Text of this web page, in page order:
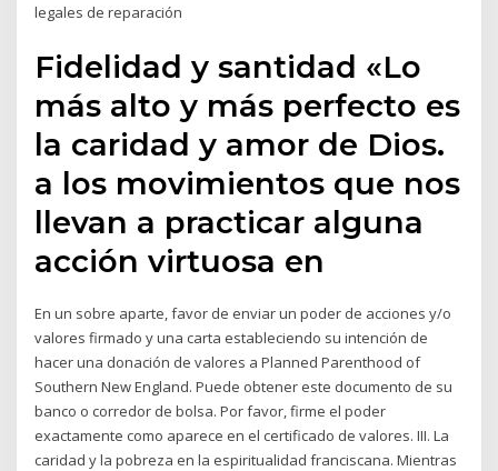
legales de reparación
Fidelidad y santidad «Lo
más alto y más perfecto es
la caridad y amor de Dios.
a los movimientos que nos
llevan a practicar alguna
acción virtuosa en
En un sobre aparte, favor de enviar un poder de acciones y/o
valores firmado y una carta estableciendo su intención de
hacer una donación de valores a Planned Parenthood of
Southern New England. Puede obtener este documento de su
banco o corredor de bolsa. Por favor, firme el poder
exactamente como aparece en el certificado de valores. III. La
caridad y la pobreza en la espiritualidad franciscana. Mientras